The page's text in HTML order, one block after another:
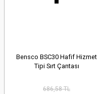
Bensco BSC30 Hafif Hizmet
Tipi Sırt Çantası
686,58 TL